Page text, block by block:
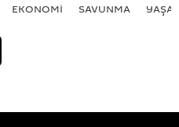
EKONOMİ SAVUNMA